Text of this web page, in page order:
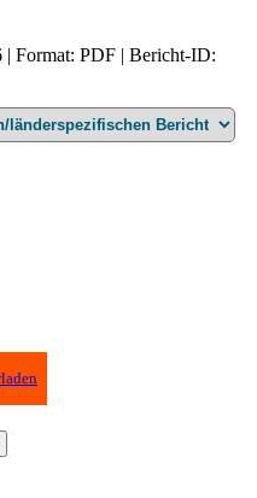
Format: PDF | Bericht-ID: